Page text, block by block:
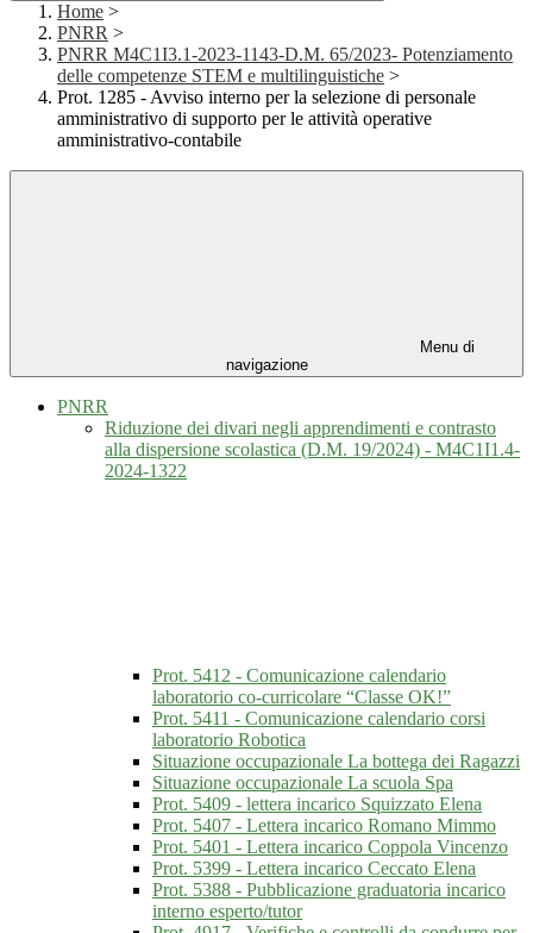
Home >
PNRR >
PNRR M4C1I3.1-2023-1143-D.M. 65/2023- Potenziamento
delle competenze STEM e multilinguistiche >
Prot. 1285 - Avviso interno per la selezione di personale
amministrativo di supporto per le attività operative
amministrativo-contabile
Menu di
navigazione
PNRR
Riduzione dei divari negli apprendimenti e contrasto
alla dispersione scolastica (D.M. 19/2024) - M4C1I1.4-
2024-1322
Prot. 5412 - Comunicazione calendario
laboratorio co-curricolare “Classe OK!”
Prot. 5411 - Comunicazione calendario corsi
laboratorio Robotica
Situazione occupazionale La bottega dei Ragazzi
Situazione occupazionale La scuola Spa
Prot. 5409 - lettera incarico Squizzato Elena
Prot. 5407 - Lettera incarico Romano Mimmo
Prot. 5401 - Lettera incarico Coppola Vincenzo
Prot. 5399 - Lettera incarico Ceccato Elena
Prot. 5388 - Pubblicazione graduatoria incarico
interno esperto/tutor